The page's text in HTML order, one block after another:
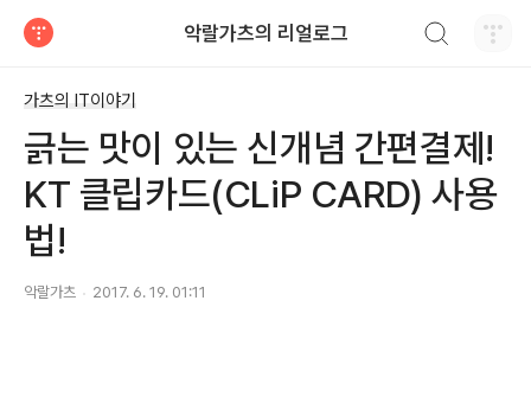
악랄가츠의 리얼로그
가츠의 IT이야기
긁는 맛이 있는 신개념 간편결제!
KT 클립카드(CLiP CARD) 사용
법!
악랄가츠 2017. 6. 19. 01:11